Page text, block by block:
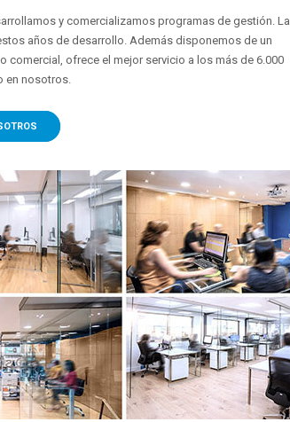
y comercializamos programas de gestión. La
años de desarrollo. Además disponemos de un
ofrece el mejor servicio a los más de 6.000
en nosotros.